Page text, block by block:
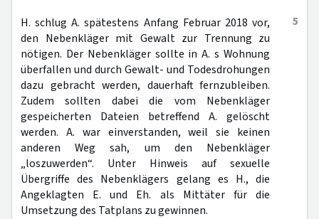
5
H. schlug A. spätestens Anfang Februar 2018 vor,
den Nebenkläger mit Gewalt zur Trennung zu
nötigen. Der Nebenkläger sollte in A. s Wohnung
überfallen und durch Gewalt- und Todesdrohungen
dazu gebracht werden, dauerhaft fernzubleiben.
Zudem sollten dabei die vom Nebenkläger
gespeicherten Dateien betreffend A. gelöscht
werden. A. war einverstanden, weil sie keinen
anderen Weg sah, um den Nebenkläger
„loszuwerden“. Unter Hinweis auf sexuelle
Übergriffe des Nebenklägers gelang es H., die
Angeklagten E. und Eh. als Mittäter für die
Umsetzung des Tatplans zu gewinnen.